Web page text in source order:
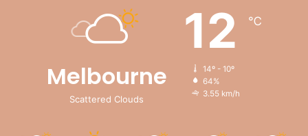
Melbourne
Scattered Clouds
12 ℃
14º - 10º
64%
3.55 km/h